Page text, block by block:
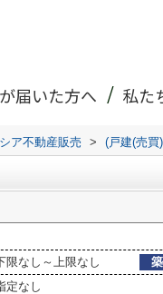
届いた方へ 私た
ア不動産販売 > (戸建(売買
限なし～上限なし
定なし